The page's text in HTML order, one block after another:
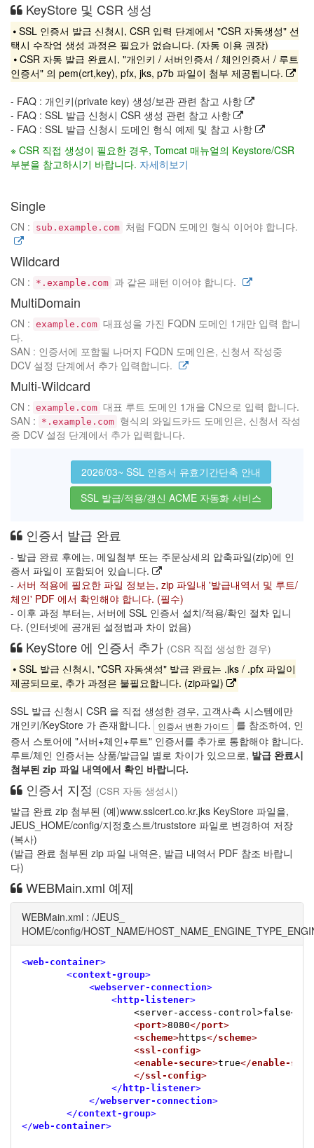
KeyStore 및 CSR 생성
⦁ SSL 인증서 발급 신청시, CSR 입력 단계에서 "CSR 자동생성" 선
택시 수작업 생성 과정은 필요가 없습니다. (자동 이용 권장)
⦁ CSR 자동 발급 완료시, "개인키 / 서버인증서 / 체인인증서 / 루트
인증서" 의 pem(crt,key), pfx, jks, p7b 파일이 첨부 제공됩니다.
- FAQ : 개인키(private key) 생성/보관 관련 참고 사항
- FAQ : SSL 발급 신청시 CSR 생성 관련 참고 사항
- FAQ : SSL 발급 신청시 도메인 형식 예제 및 참고 사항
※ CSR 직접 생성이 필요한 경우, Tomcat 매뉴얼의 Keystore/CSR
부분을 참고하시기 바랍니다. 자세히보기
Single
CN : sub.example.com 처럼 FQDN 도메인 형식 이어야 합니다.
Wildcard
CN : *.example.com 과 같은 패턴 이어야 합니다.
MultiDomain
CN : example.com 대표성을 가진 FQDN 도메인 1개만 입력 합니
다.
SAN : 인증서에 포함될 나머지 FQDN 도메인은, 신청서 작성중
DCV 설정 단계에서 추가 입력합니다.
Multi-Wildcard
CN : example.com 대표 루트 도메인 1개을 CN으로 입력 합니다.
SAN :
*.example.com 형식의 와일드카드 도메인은, 신청서 작성
중 DCV 설정 단계에서 추가 입력합니다.
2026/03~ SSL 인증서 유효기간단축 안내
SSL 발급/적용/갱신 ACME 자동화 서비스
인증서 발급 완료
- 발급 완료 후에는, 메일첨부 또는 주문상세의 압축파일(zip)에 인
증서 파일이 포함되어 있습니다.
- 서버 적용에 필요한 파일 정보는, zip 파일내 '발급내역서 및 루트/
체인' PDF 에서 확인해야 합니다. (필수)
- 이후 과정 부터는, 서버에 SSL 인증서 설치/적용/확인 절차 입니
다. (인터넷에 공개된 설정법과 차이 없음)
KeyStore 에 인증서 추가 (CSR 직접 생성한 경우)
⦁ SSL 발급 신청시, "CSR 자동생성" 발급 완료는 .jks / .pfx 파일이
제공되므로, 추가 과정은 불필요합니다. (zip파일)
SSL 발급 신청시 CSR 을 직접 생성한 경우, 고객사측 시스템에만
개인키/KeyStore 가 존재합니다.
인증서 변환 가이드
를 참조하여, 인
증서 스토어에 "서버+체인+루트" 인증서를 추가로 통합해야 합니다.
루트/체인 인증서는 상품/발급일 별로 차이가 있으므로, 발급 완료시
첨부된 zip 파일 내역에서 확인 바랍니다.
인증서 지정 (CSR 자동 생성시)
발급 완료 zip 첨부된 (예)www.sslcert.co.kr.jks KeyStore 파일을,
JEUS_HOME/config/지정호스트/truststore 파일로 변경하여 저장
(복사)
(발급 완료 첨부된 zip 파일 내역은, 발급 내역서 PDF 참조 바랍니
다)
WEBMain.xml 예제
WEBMain.xml : /JEUS_
HOME/config/HOST_NAME/
<web-container>
<context-group>
<webserver-connection>
< http-listener>
<server-access-control>false</
<port>8080</port>
<scheme>https</scheme>
<ssl-config>
<enable-secure>true</enable-
</ssl-config>
</ http-listener>
</webserver-connection>
</context-group>
</web-container>